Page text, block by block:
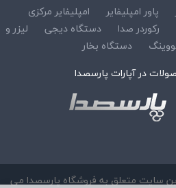
پاور امپلیفایر
امپلیفایر مرکزی
رکوردر صدا دستگاه دیجی
لیزر و
دستگاه بخار
در آپارات پارسصدا
سایت متعلق به فروشگاه پارسصدا می